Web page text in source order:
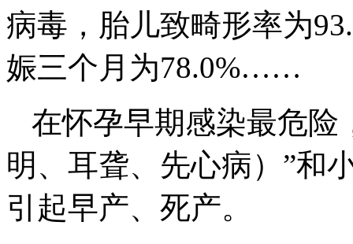
病毒，胎儿致畸形率为
娠三个月为78.0%……
在怀孕早期感染最危险
明、耳聋、先心病）”和
引起早产、死产。